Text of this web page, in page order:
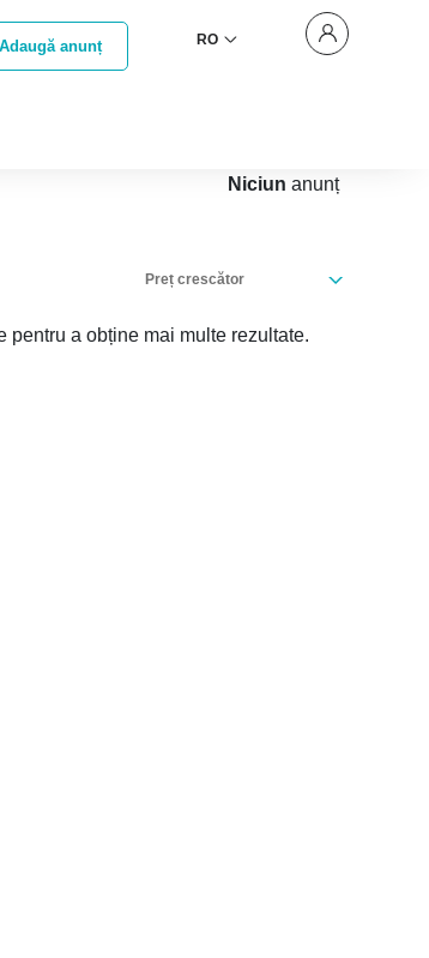
Adaugă anunț RO
Niciun anunț
Preț crescător
pentru a obține mai multe rezultate.